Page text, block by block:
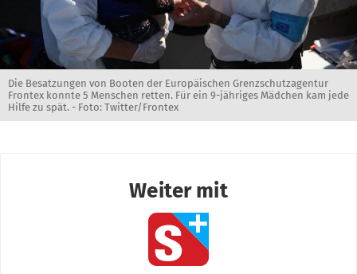
Die Besatzungen von Booten der Europäischen Grenzschutzagentur
Frontex konnte 5 Menschen retten. Für ein 9-jähriges Mädchen kam jede
Hilfe zu spät. - Foto: Twitter/Frontex